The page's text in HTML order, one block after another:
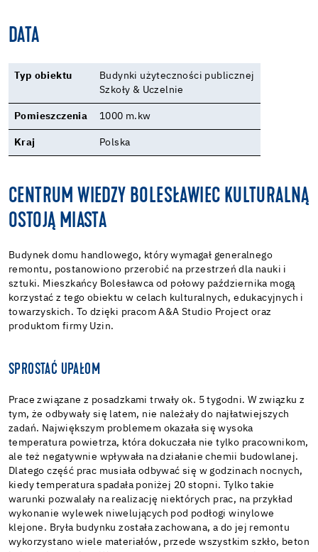
DATA
Typ obiektu
Budynki użyteczności publicznej
Szkoły & Uczelnie
Pomieszczenia 1000 m.kw
Kraj Polska
CENTRUM WIEDZY BOLESŁAWIEC KULTURALNĄ
OSTOJĄ MIASTA
Budynek domu handlowego, który wymagał generalnego
remontu, postanowiono przerobić na przestrzeń dla nauki i
sztuki. Mieszkańcy Bolesławca od połowy października mogą
korzystać z tego obiektu w celach kulturalnych, edukacyjnych i
towarzyskich. To dzięki pracom A&A Studio Project oraz
produktom firmy Uzin.
SPROSTAĆ UPAŁOM
Prace związane z posadzkami trwały ok. 5 tygodni. W związku z
tym, że odbywały się latem, nie należały do najłatwiejszych
zadań. Największym problemem okazała się wysoka
temperatura powietrza, która dokuczała nie tylko pracownikom,
ale też negatywnie wpływała na działanie chemii budowlanej.
Dlatego część prac musiała odbywać się w godzinach nocnych,
kiedy temperatura spadała poniżej 20 stopni. Tylko takie
warunki pozwalały na realizację niektórych prac, na przykład
wykonanie wylewek niwelujących pod podłogi winylowe
klejone. Bryła budynku została zachowana, a do jej remontu
wykorzystano wiele materiałów, przede wszystkim szkło, beton